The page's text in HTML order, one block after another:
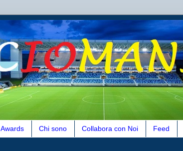
Awards Chi sono Collabora con Noi Feed